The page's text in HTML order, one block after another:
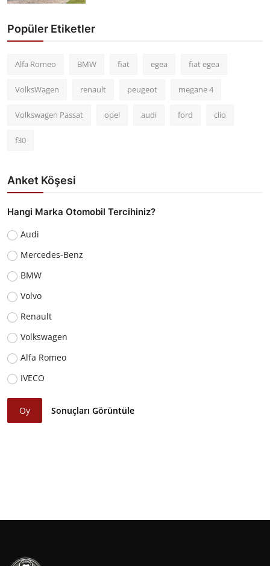
Popüler Etiketler
Alfa Romeo BMW fiat egea fiat egea
VolksWagen renault peugeot megane 4
Volkswagen Passat opel audi ford clio
f30
Anket Köşesi
Hangi Marka Otomobil Tercihiniz?
Audi
Mercedes-Benz
BMW
Volvo
Renault
Volkswagen
Alfa Romeo
IVECO
Oy Sonuçları Görüntüle